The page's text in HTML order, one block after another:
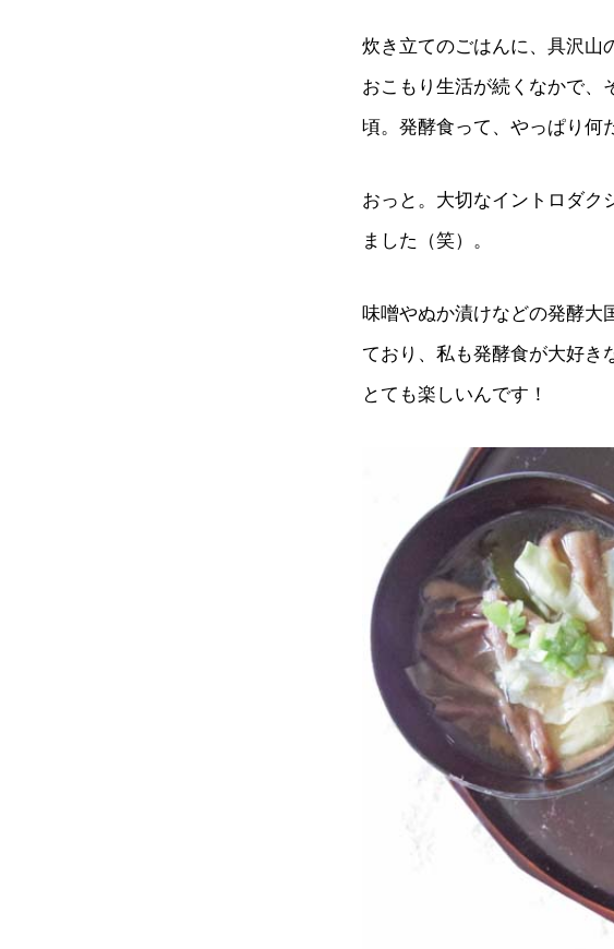
炊き立てのごはんに、具沢山
おこもり生活が続くなかで、
頃。発酵食って、やっぱり何
おっと。大切なイントロダク
ました（笑）。
味噌やぬか漬けなどの発酵大
ており、私も発酵食が大好き
とても楽しいんです！